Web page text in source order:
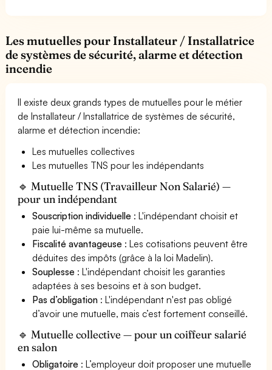
Les mutuelles pour Installateur / Installatrice
de systèmes de sécurité, alarme et détection
incendie
Il existe deux grands types de mutuelles pour le métier
de Installateur / Installatrice de systèmes de sécurité,
alarme et détection incendie:
Les mutuelles collectives
Les mutuelles TNS pour les indépendants
🔹 Mutuelle TNS (Travailleur Non Salarié) —
pour un indépendant
Souscription individuelle : L'indépendant choisit et
paie lui-même sa mutuelle.
Fiscalité avantageuse : Les cotisations peuvent être
déduites des impôts (grâce à la loi Madelin).
Souplesse : L'indépendant choisit les garanties
adaptées à ses besoins et à son budget.
Pas d’obligation : L'indépendant n'est pas obligé
d’avoir une mutuelle, mais c’est fortement conseillé.
🔹 Mutuelle collective — pour un coiffeur salarié
en salon
Obligatoire : L’employeur doit proposer une mutuelle